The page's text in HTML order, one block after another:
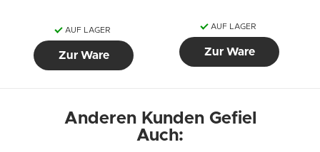
AUF LAGER
Zur Ware
AUF LAGER
Zur Ware
Anderen Kunden Gefiel
Auch: